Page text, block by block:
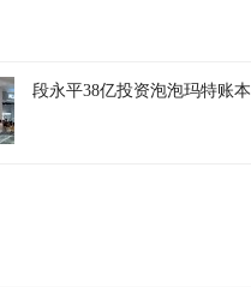
段永平38亿投资泡泡玛特账本